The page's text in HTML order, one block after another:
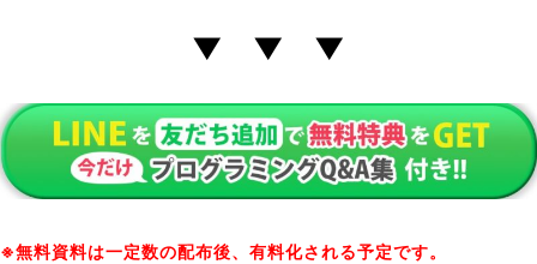
▼ ▼ ▼
※無料資料は一定数の配布後、有料化される予定です。